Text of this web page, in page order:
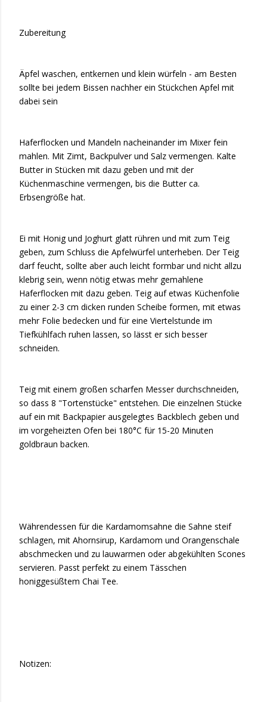
Zubereitung
Äpfel waschen, entkernen und klein würfeln - am Besten
sollte bei jedem Bissen nachher ein Stückchen Apfel mit
dabei sein
Haferflocken und Mandeln nacheinander im Mixer fein
mahlen. Mit Zimt, Backpulver und Salz vermengen. Kalte
Butter in Stücken mit dazu geben und mit der
Küchenmaschine vermengen, bis die Butter ca.
Erbsengröße hat.
Ei mit Honig und Joghurt glatt rühren und mit zum Teig
geben, zum Schluss die Apfelwürfel unterheben. Der Teig
darf feucht, sollte aber auch leicht formbar und nicht allzu
klebrig sein, wenn nötig etwas mehr gemahlene
Haferflocken mit dazu geben. Teig auf etwas Küchenfolie
zu einer 2-3 cm dicken runden Scheibe formen, mit etwas
mehr Folie bedecken und für eine Viertelstunde im
Tiefkühlfach ruhen lassen, so lässt er sich besser
schneiden.
Teig mit einem großen scharfen Messer durchschneiden,
so dass 8 "Tortenstücke" entstehen. Die einzelnen Stücke
auf ein mit Backpapier ausgelegtes Backblech geben und
im vorgeheizten Ofen bei 180°C für 15-20 Minuten
goldbraun backen.
Währendessen für die Kardamomsahne die Sahne steif
schlagen, mit Ahornsirup, Kardamom und Orangenschale
abschmecken und zu lauwarmen oder abgekühlten Scones
servieren. Passt perfekt zu einem Tässchen
honiggesüßtem Chai Tee.
Notizen: